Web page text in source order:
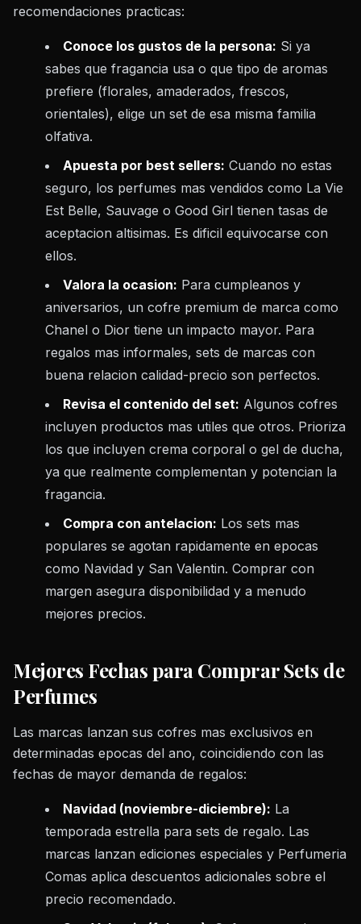
recomendaciones practicas:
Conoce los gustos de la persona: Si ya
sabes que fragancia usa o que tipo de aromas
prefiere (florales, amaderados, frescos,
orientales), elige un set de esa misma familia
olfativa.
Apuesta por best sellers: Cuando no estas
seguro, los perfumes mas vendidos como La Vie
Est Belle, Sauvage o Good Girl tienen tasas de
aceptacion altisimas. Es dificil equivocarse con
ellos.
Valora la ocasion: Para cumpleanos y
aniversarios, un cofre premium de marca como
Chanel o Dior tiene un impacto mayor. Para
regalos mas informales, sets de marcas con
buena relacion calidad-precio son perfectos.
Revisa el contenido del set: Algunos cofres
incluyen productos mas utiles que otros. Prioriza
los que incluyen crema corporal o gel de ducha,
ya que realmente complementan y potencian la
fragancia.
Compra con antelacion: Los sets mas
populares se agotan rapidamente en epocas
como Navidad y San Valentin. Comprar con
margen asegura disponibilidad y a menudo
mejores precios.
Mejores Fechas para Comprar Sets de
Perfumes
Las marcas lanzan sus cofres mas exclusivos en
determinadas epocas del ano, coincidiendo con las
fechas de mayor demanda de regalos:
Navidad (noviembre-diciembre): La
temporada estrella para sets de regalo. Las
marcas lanzan ediciones especiales y Perfumeria
Comas aplica descuentos adicionales sobre el
precio recomendado.